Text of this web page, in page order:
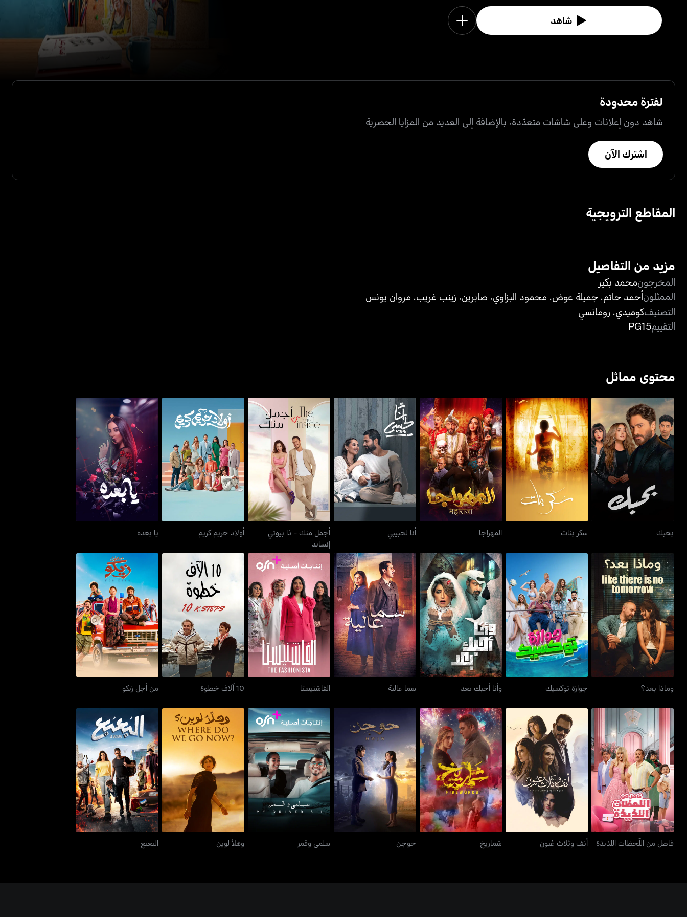
شاهد
لفترة محدودة
شاهد دون إعلانات وعلى شاشات متعدّدة، بالإضافة إلى العديد من المزايا الحصرية
اشترك الآن
المقاطع الترويجية
مزيد من التفاصيل
المخرجونمحمد بكير
الممثلونأحمد حاتم، جميلة عوض، محمود البزاوي، صابرين، زينب غريب، مروان يونس
التصنيفكوميدي، رومانسي
التقييمPG15
محتوى مماثل
بحبك
بحبك
سكر بنات
سكر بنات
المهراجا
المهراجا
أنا لحبيبي
أنا لحبيبي
أجمل منك - ذا بيوتي
إنسايد
أجمل منك - ذا بيوتي
إنسايد
أولاد حريم كريم
أولاد حريم كريم
يا بعده
يا بعده
وماذا بعد؟
وماذا بعد؟
جوازة توكسيك
جوازة توكسيك
وأنا أحبك بعد
وأنا أحبك بعد
سما عالية
سما عالية
الفاشنيستا
الفاشنيستا
10 آلاف خطوة
10 آلاف خطوة
من أجل زيكو
من أجل زيكو
فاصل من اللّحظات اللذيذة
فاصل من اللّحظات اللذيذة
أنف وثلاث عُيون
أنف وثلاث عُيون
شماريخ
شماريخ
حوجن
حوجن
سلمى وقمر
سلمى وقمر
وهلأ لوين
وهلأ لوين
البعبع
البعبع